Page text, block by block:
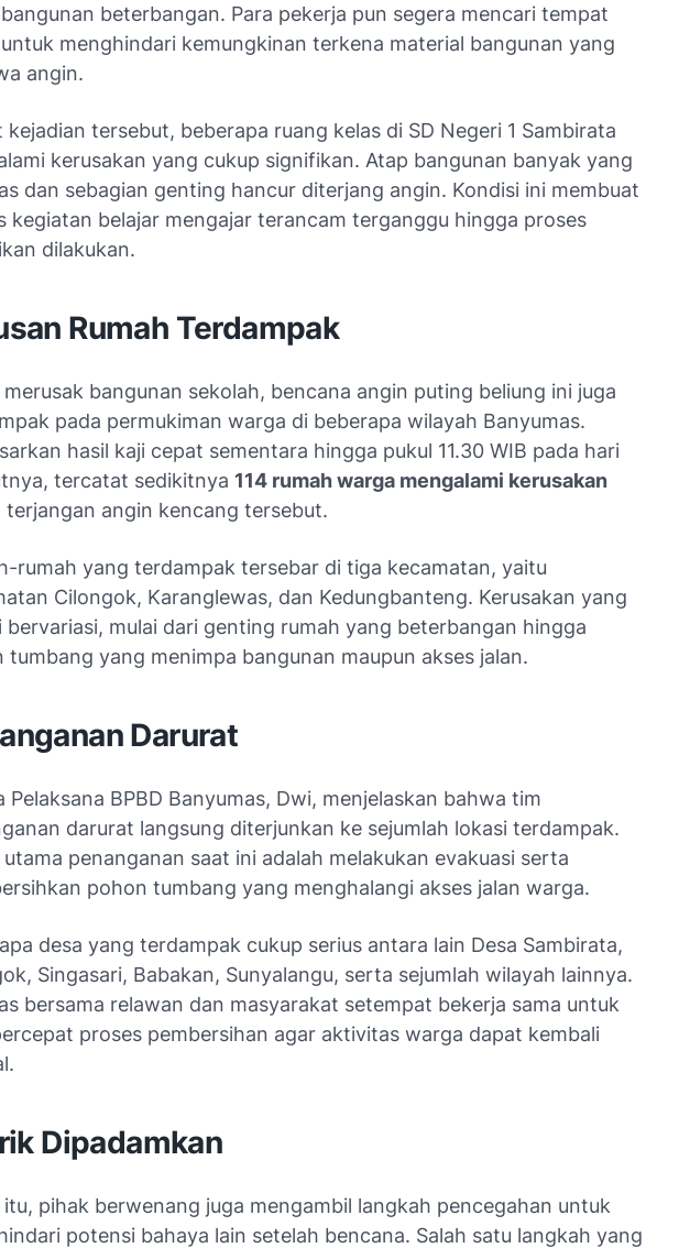
beterbangan. Para pekerja pun segera mencari tempat
menghindari kemungkinan terkena material bangunan yang
angin.
kejadian tersebut, beberapa ruang kelas di SD Negeri 1 Sambirata
kerusakan yang cukup signifikan. Atap bangunan banyak yang
dan sebagian genting hancur diterjang angin. Kondisi ini membuat
kegiatan belajar mengajar terancam terganggu hingga proses
dilakukan.
Rumah Terdampak
merusak bangunan sekolah, bencana angin puting beliung ini juga
pada permukiman warga di beberapa wilayah Banyumas.
hasil kaji cepat sementara hingga pukul 11.30 WIB pada hari
tercatat sedikitnya 114 rumah warga mengalami kerusakan
terjangan angin kencang tersebut.
rumah yang terdampak tersebar di tiga kecamatan, yaitu
Cilongok, Karanglewas, dan Kedungbanteng. Kerusakan yang
bervariasi, mulai dari genting rumah yang beterbangan hingga
tumbang yang menimpa bangunan maupun akses jalan.
Darurat
Pelaksana BPBD Banyumas, Dwi, menjelaskan bahwa tim
darurat langsung diterjunkan ke sejumlah lokasi terdampak.
utama penanganan saat ini adalah melakukan evakuasi serta
pohon tumbang yang menghalangi akses jalan warga.
desa yang terdampak cukup serius antara lain Desa Sambirata,
Singasari, Babakan, Sunyalangu, serta sejumlah wilayah lainnya.
bersama relawan dan masyarakat setempat bekerja sama untuk
proses pembersihan agar aktivitas warga dapat kembali
Dipadamkan
itu, pihak berwenang juga mengambil langkah pencegahan untuk
potensi bahaya lain setelah bencana. Salah satu langkah yang